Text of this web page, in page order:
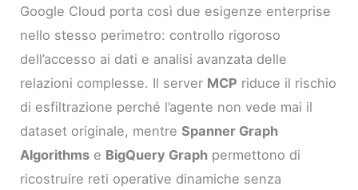
Google Cloud porta così due esigenze enterprise
nello stesso perimetro: controllo rigoroso
dell’accesso ai dati e analisi avanzata delle
relazioni complesse. Il server MCP riduce il rischio
di esfiltrazione perché l’agente non vede mai il
dataset originale, mentreSpanner Graph
Algorithms e BigQuery Graph permettono di
ricostruire reti operative dinamiche senza